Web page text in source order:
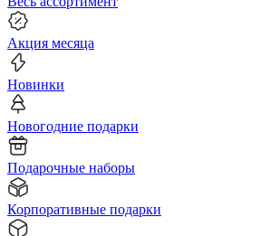
Акция месяца
Новинки
Новогодние подарки
Подарочные наборы
Корпоративные подарки